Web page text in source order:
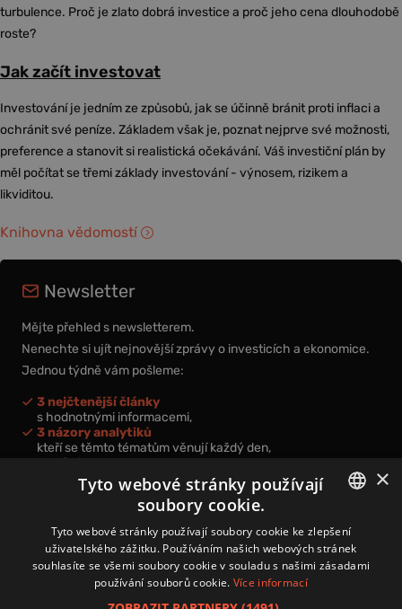
turbulence. Proč je zlato dobrá investice a proč jeho cena dlouhodobě
roste?
Jak začít investovat
Investování je jedním ze způsobů, jak se účinně bránit proti inflaci a
ochránit své peníze. Základem však je, poznat nejprve své možnosti,
preference a stanovit si realistická očekávání. Váš investiční plán by
měl počítat se třemi základy investování - výnosem, rizikem a
likviditou.
Knihovna vědomostí
Newsletter
Mějte přehled s newsletterem.
Nenechte si ujít nejnovější zprávy o investicích a ekonomice.
Jednou týdně vám pošleme:
3 nejčtenější články
s hodnotnými informacemi,
3 názory analytiků
kteří se těmto tématům věnují každý den,
nová videa a podcasty
k prohloubení vašich znalostí.
Přihlášením k newsletteru vyjadřujete svůj souhlas spodmínkami
zpracování osobních údajů.
CZECH
×
Tyto webové stránky používají
soubory cookie.
Tyto webové stránky používají soubory cookie ke zlepšení
uživatelského zážitku. Používáním našich webových stránek
souhlasíte se všemi soubory cookie v souladu s našimi zásadami
používání souborů cookie. Více informací